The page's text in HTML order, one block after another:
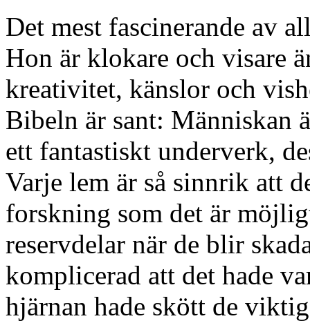
Det mest fascinerande av
Hon är klokare och visare
kreativitet, känslor och
Bibeln är sant: Människan
ett fantastiskt underverk,
Varje lem är så sinnrik att
forskning som det är
reservdelar när de blir
komplicerad att det hade
hjärnan hade skött de